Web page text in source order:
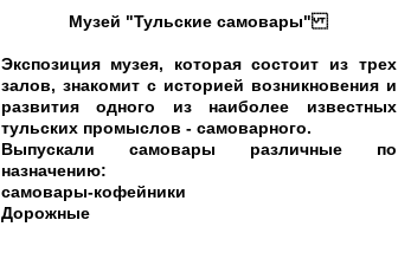
Музей "Тульские самовары"
Экспозиция музея, которая состоит из трех
залов, знакомит с историей возникновения и
развития одного из наиболее известных
тульских промыслов - самоварного.
Выпускали самовары различные по
назначению:
самовары-кофейники
Дорожные